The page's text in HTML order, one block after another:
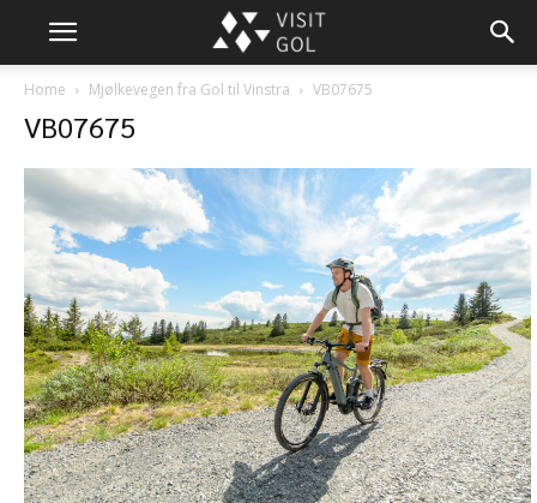
Home Mjølkevegen fra Gol til Vinstra VB07675
VB07675